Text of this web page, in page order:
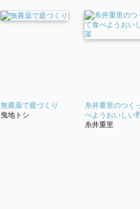
無農薬で庭づくり
曳地トシ
糸井重里のつく
べようおいしい
糸井重里